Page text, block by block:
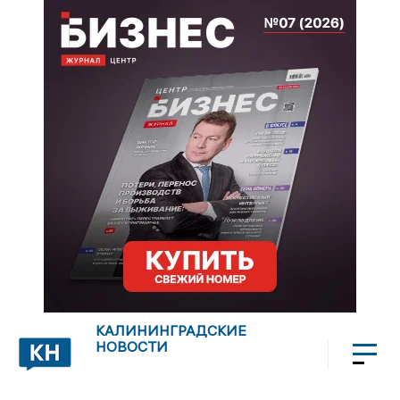
КАЛИНИНГРАДСКИЕ
НОВОСТИ